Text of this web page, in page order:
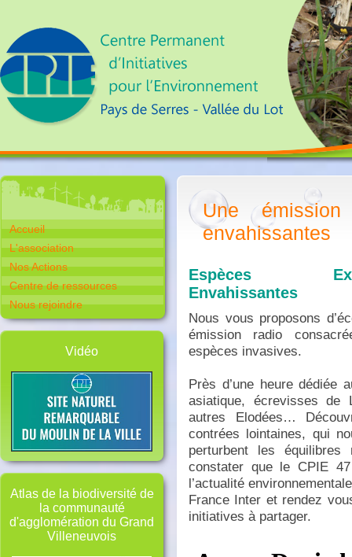
Accueil
L'association
Nos Actions
Centre de ressources
Nous rejoindre
Vidéo
Atlas de la biodiversité de
la communauté
d'agglomération du Grand
Villeneuvois
Une
envahissantes
Espèces
Envahissantes
Nous vous proposons
émission radio
espèces invasives.
Près d’une heure dédiée
asiatique, écrevisses de
autres Elodées…
contrées lointaines, qui
perturbent les
constater que le CPIE
l’actualité
France Inter et rendez
initiatives à partager.